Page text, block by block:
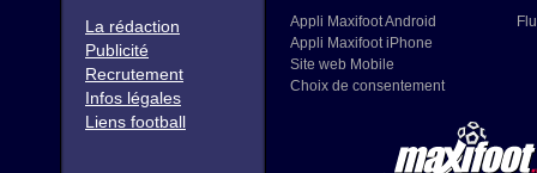
La rédaction
Publicité
Recrutement
Infos légales
Liens football
Appli Maxifoot Android
Appli Maxifoot iPhone
Site web Mobile
Choix de consentement